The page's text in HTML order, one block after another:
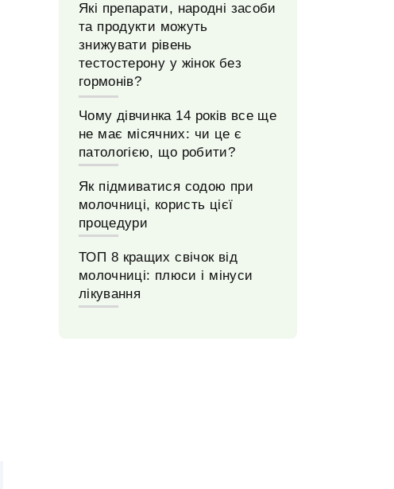
Які препарати, народні засоби
та продукти можуть
знижувати рівень
тестостерону у жінок без
гормонів?
Чому дівчинка 14 років все ще
не має місячних: чи це є
патологією, що робити?
Як підмиватися содою при
молочниці, користь цієї
процедури
ТОП 8 кращих свічок від
молочниці: плюси і мінуси
лікування